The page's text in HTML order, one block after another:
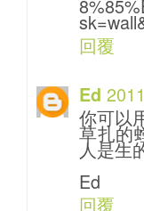
回覆
Ed
你可以
草扎的
人是生
Ed
回覆